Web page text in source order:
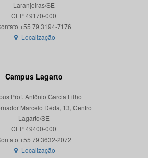
Laranjeiras/SE
CEP 49170-000
Localização
Campus Lagarto
Prof. Antônio Garcia Filho
Marcelo Déda, 13, Centro
Lagarto/SE
CEP 49400-000
Localização